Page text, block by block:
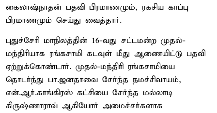
கைலாஷ்நாதன் பதவி பிரமாணமும், ரகசிய காப்பு
பிரமாணமும் செய்து வைத்தார்.
புதுச்சேரி மாநிலத்தின் 16-வது சட்டமன்ற முதல்-
மந்திரியாக ரங்கசாமி கடவுள் மீது ஆணையிட்டு பதவி
ஏற்றுக்கொண்டார். முதல்-மந்திரி ரங்கசாமியை
தொடர்ந்து பா.ஜனதாவை சேர்ந்த நமச்சிவாயம்,
என்.ஆர்.காங்கிரஸ் கட்சியை சேர்ந்த மல்லாடி
கிருஷ்ணாராவ் ஆகியோர் அமைச்சர்களாக